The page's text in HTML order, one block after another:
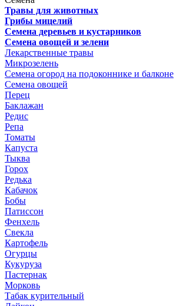
Травы для животных
Грибы мицелий
Семена деревьев и кустарников
Семена овощей и зелени
Лекарственные травы
Микрозелень
Семена огород на подоконнике и балконе
Семена овощей
Перец
Баклажан
Редис
Репа
Томаты
Капуста
Тыква
Горох
Редька
Кабачок
Бобы
Патиссон
Фенхель
Свекла
Картофель
Огурцы
Кукуруза
Пастернак
Морковь
Табак курительный